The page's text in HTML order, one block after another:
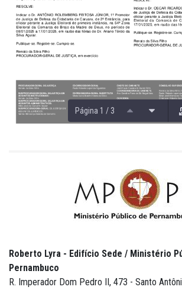
Página 1 / 3
Roberto Lyra - Edifício Sede / Ministério
Pernambuco
R. Imperador Dom Pedro II, 473 - Santo